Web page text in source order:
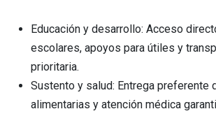
Educación y desarrollo: Acceso
escolares, apoyos para útiles y
prioritaria.
Sustento y salud: Entrega preferente
alimentarias y atención médica